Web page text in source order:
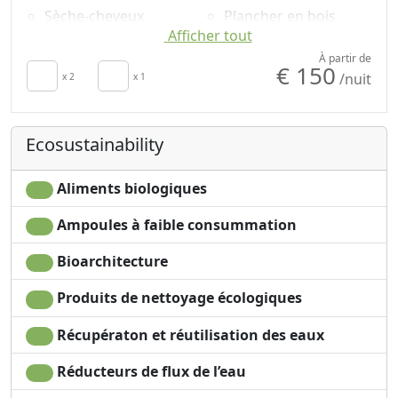
Sèche-cheveux
Clotheshorse
Towels
Cupboard or
Wardrobe
Ironing facilities
Coffee machine
Plancher en bois
naturel
Shampooing sans
doses uniques
Garden view
Afficher tout
x 2 x 1
À partir de
€ 150 /nuit
Ecosustainability
Aliments biologiques
Ampoules à faible consummation
Bioarchitecture
Produits de nettoyage écologiques
Récupératon et réutilisation des eaux
Réducteurs de flux de l’eau